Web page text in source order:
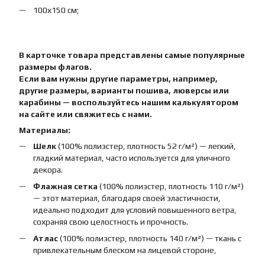
100х150 см;
В карточке товара представлены самые популярные
размеры флагов.
Если вам нужны другие параметры, например,
другие размеры, варианты пошива, люверсы или
карабины — воспользуйтесь нашим калькулятором
на сайте или свяжитесь с нами.
Материалы:
Шелк(100% полиэстер, плотность 52 г/м²) — легкий,
гладкий материал, часто используется для уличного
декора.
Флажная сетка (100% полиэстер, плотность 110 г/м²)
— этот материал, благодаря своей эластичности,
идеально подходит для условий повышенного ветра,
сохраняя свою целостность и прочность.
Атлас(100% полиэстер, плотность 140 г/м²) — ткань с
привлекательным блеском на лицевой стороне,